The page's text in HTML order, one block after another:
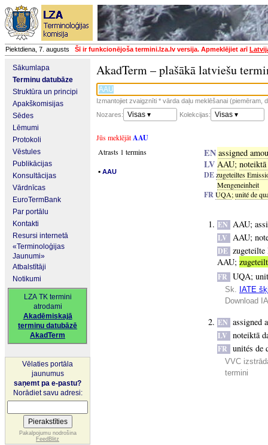
Piektdiena, 7. augusts Šī ir funkcionējoša termini.lza.lv versija. Apmeklējiet arī
Sākumlapa
Terminu datubāze
Struktūra un principi
Apakškomisijas
Sēdes
Lēmumi
Protokoli
Vēstules
Publikācijas
Konsultācijas
Vārdnīcas
EuroTermBank
Par portālu
Kontakti
Resursi internetā
«Terminoloģijas
Jaunumi»
Atbalstītāji
Notikumi
LZA TK termini
atrodami
Akadēmiskajā
terminu datubāzē
AkadTerm
Vēlaties portāla
jaunumus
saņemt pa e-pastu?
Norādiet savu adresi:
Pakalpojumu nodrošina
FeedBlitz
AkadTerm – plašākā latviešu
Izmantojiet zvaigznīti * vārda daļu meklēšanai (piemēram,
Nozares:
Visas ▾ Kolekcijas: Visas ▾
Jūs meklējātAAU
Atrasts 1 termins
▪ AAU
EN assigned
LV AAU;
DEzugeteiltes
Mengeneinheit
FRUQA;unité de
EN AAU;
LV AAU;
DE zugeteilte
AAU;
FR UQA;
Sk. IATE
Download
EN assigned
LV noteiktā
FR unités de
VVC
termini